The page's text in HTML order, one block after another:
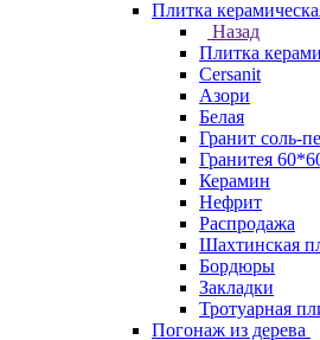
Плитка
Назад
Плитка
Cersanit
Азори
Белая
Гранит соль-
Гранитея
Керамин
Нефрит
Распродажа
Шахтинская
Бордюры
Закладки
Тротуарная
Погонаж из дерева